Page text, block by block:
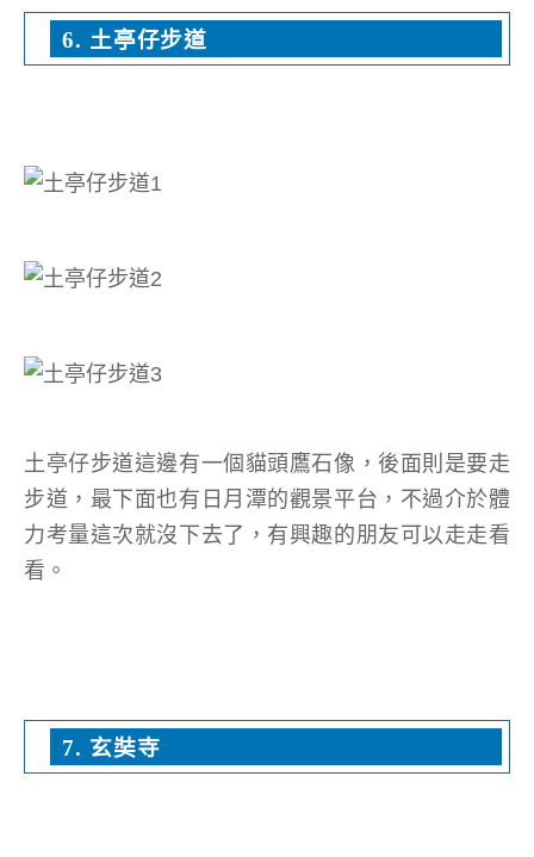
6. 土亭仔步道
土亭仔步道這邊有一個貓頭鷹石像，後面則是要走
步道，最下面也有日月潭的觀景平台，不過介於體
力考量這次就沒下去了，有興趣的朋友可以走走看
看。
7. 玄奘寺